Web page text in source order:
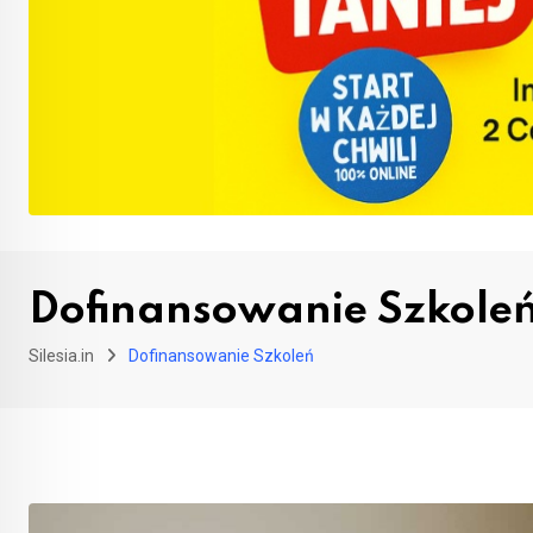
Dofinansowanie
Silesia.in Dofinansowanie Szkoleń